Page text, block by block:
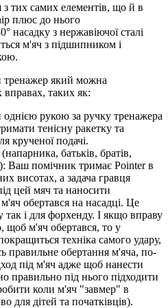
тих самих елементів, що й в
плюс до нього
насадку з нержавіючої сталі
м'яч з підшипником і
тренажер який можна
вправах, таких як:
рукою за ручку тренажера
тенісну ракетку та
крученої подачі.
батьків, братів,
Ваш помічник тримає Pointer в
висотах, а задача гравця
цей мяч та наносити
обертався на насадці. Це
так і для форхенду. І якщо вправу
щоб м'яч обертався, то у
техніка самого удару,
правильне обертання м'яча, по-
під м'яч адже щоб нанести
правильно під нього підходити
коли м'яч "завмер" в
для дітей та початківців).